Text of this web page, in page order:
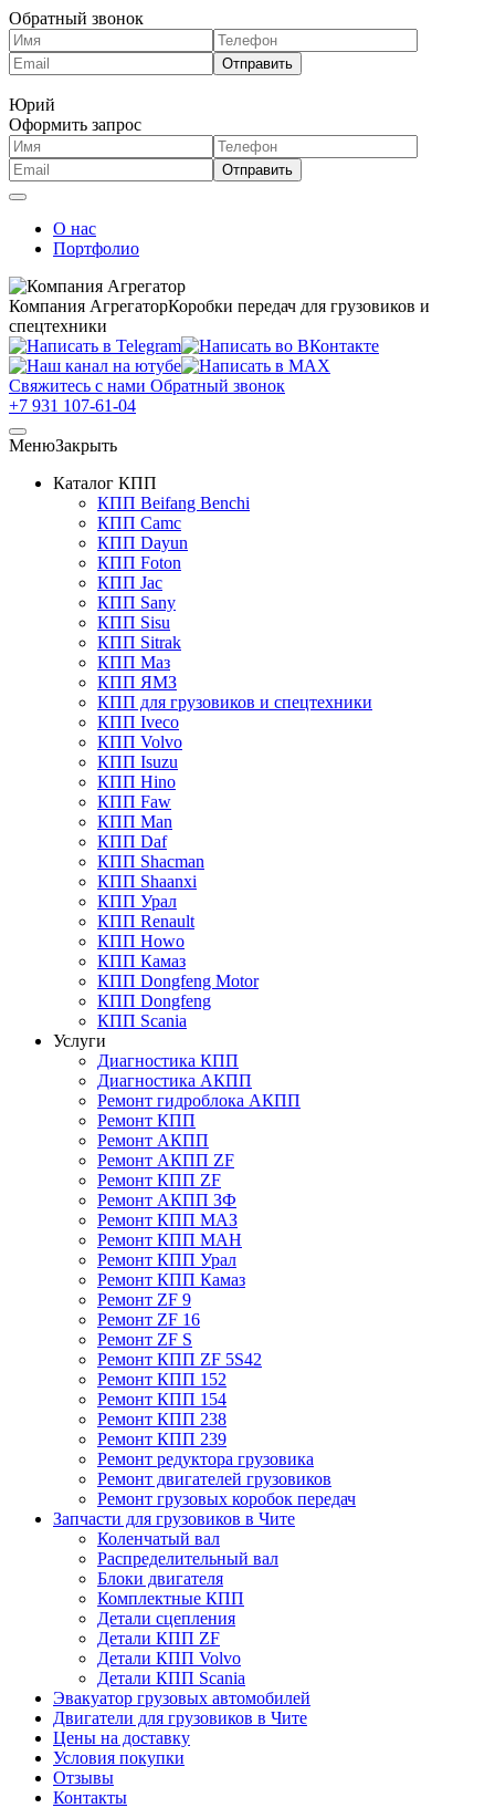
Обратный звонок
Юрий
Оформить запрос
О нас
Портфолио
Компания АгрегаторКоробки передач для грузовиков и
спецтехники
Свяжитесь с нами Обратный звонок
+7 931 107-61-04
МенюЗакрыть
Каталог КПП
КПП Beifang Benchi
КПП Camc
КПП Dayun
КПП Foton
КПП Jac
КПП Sany
КПП Sisu
КПП Sitrak
КПП Маз
КПП ЯМЗ
КПП для грузовиков и спецтехники
КПП Iveco
КПП Volvo
КПП Isuzu
КПП Hino
КПП Faw
КПП Man
КПП Daf
КПП Shacman
КПП Shaanxi
КПП Урал
КПП Renault
КПП Howo
КПП Камаз
КПП Dongfeng Motor
КПП Dongfeng
КПП Scania
Услуги
Диагностика КПП
Диагностика АКПП
Ремонт гидроблока АКПП
Ремонт КПП
Ремонт АКПП
Ремонт АКПП ZF
Ремонт КПП ZF
Ремонт АКПП ЗФ
Ремонт КПП МАЗ
Ремонт КПП МАН
Ремонт КПП Урал
Ремонт КПП Камаз
Ремонт ZF 9
Ремонт ZF 16
Ремонт ZF S
Ремонт КПП ZF 5S42
Ремонт КПП 152
Ремонт КПП 154
Ремонт КПП 238
Ремонт КПП 239
Ремонт редуктора грузовика
Ремонт двигателей грузовиков
Ремонт грузовых коробок передач
Запчасти для грузовиков в Чите
Коленчатый вал
Распределительный вал
Блоки двигателя
Комплектные КПП
Детали сцепления
Детали КПП ZF
Детали КПП Volvo
Детали КПП Scania
Эвакуатор грузовых автомобилей
Двигатели для грузовиков в Чите
Цены на доставку
Условия покупки
Отзывы
Контакты